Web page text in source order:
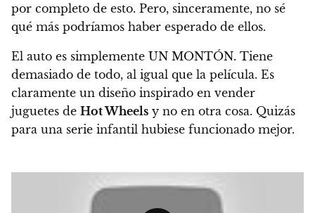
por completo de esto. Pero, sinceramente, no sé
qué más podríamos haber esperado de ellos.
El auto es simplemente UN MONTÓN. Tiene
demasiado de todo, al igual que la película. Es
claramente un diseño inspirado en vender
juguetes de Hot Wheels y no en otra cosa. Quizás
para una serie infantil hubiese funcionado mejor.